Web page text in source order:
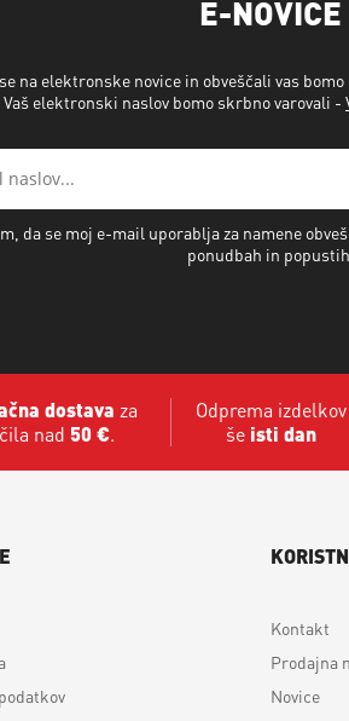
E-NOVICE
na elektronske novice in obveščali vas
Vaš elektronski naslov bomo skrbno varovali -
da se moj e-mail uporablja za namene
ponudbah in
dostava za
nad 50 €.
Odprema izdelkov
še isti dan
Kontakt
Prodajna
Novice